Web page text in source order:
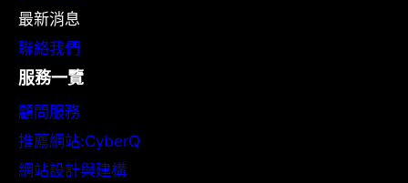
最新消息
聯絡我們
服務一覽
顧問服務
推薦網站:CyberQ
網站設計與建構